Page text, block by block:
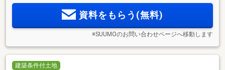
資料をもらう(無料)
※SUUMOのお問い合わせページへ移動します
建築条件付土地